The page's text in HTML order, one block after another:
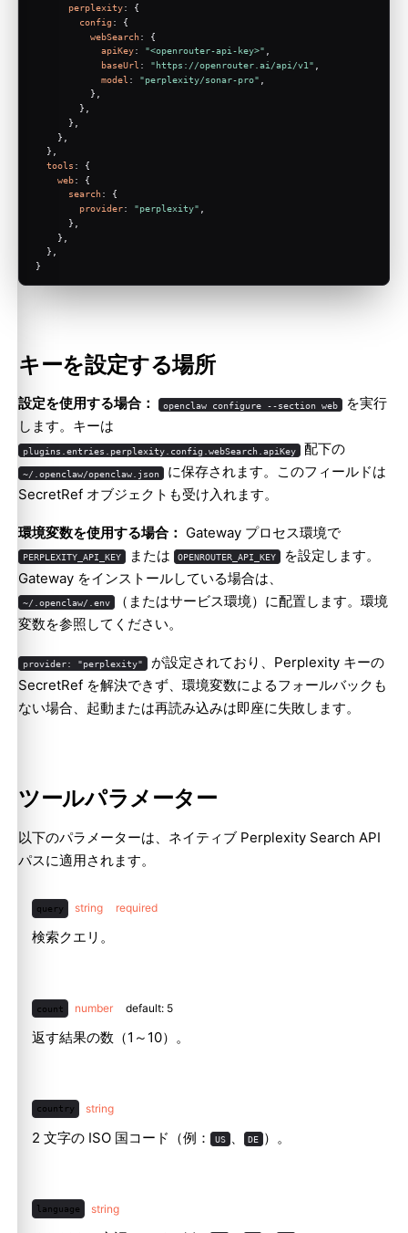
perplexity: {
config : {
webSearch: {
apiKey: "<openrouter-api-key>"
baseUrl : "https://openrouter.ai/api/v1"
model : "perplexity/sonar-pro"
          },
        },
      },
    },
  },
tools : {
web: {
search: {
provider: "perplexity"
      },
    },
  },
}
キーを設定する場所
設定を使用する場合： openclaw configure --section web を実行
します。キーは
plugins.entries.perplexity.config.webSearch.apiKey 配下の
~/.openclaw/openclaw.json に保存されます。このフィールドは
SecretRef オブジェクトも受け入れます。
環境変数を使用する場合： Gateway プロセス環境で
PERPLEXITY_API_KEY または OPENROUTER_API_KEY
を設定します。
Gateway をインストールしている場合は、
~/.openclaw/.env （またはサービス環境）に配置します。 環境
変数を参照してください。
provider: "perplexity" が設定されており、Perplexity キーの
SecretRef を解決できず、環境変数によるフォールバックも
ない場合、起動または再読み込みは即座に失敗します。
ツールパラメーター
以下のパラメーターは、ネイティブ Perplexity Search API
パスに適用されます。
query string required
検索クエリ。
count number default: 5
返す結果の数（1～10）。
country string
2 文字の ISO 国コード（例： US 、 DE ）。
language string